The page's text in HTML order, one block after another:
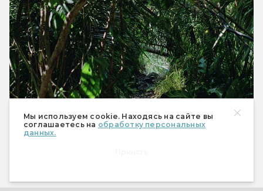
Мы используем cookie. Находясь на сайте вы
соглашаетесь на обработку персональных
данных.